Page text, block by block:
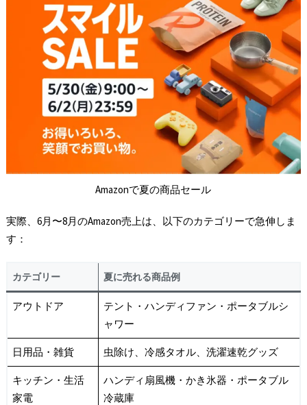
Amazonで夏の商品セール
実際、6月〜8月のAmazon売上は、以下のカテゴリーで急伸しま
す：
カテゴリー 夏に売れる商品例
アウトドア
テント・ハンディファン・ポータブルシ
ャワー
日用品・雑貨 虫除け、冷感タオル、洗濯速乾グッズ
キッチン・生活
家電
ハンディ扇風機・かき氷器・ポータブル
冷蔵庫